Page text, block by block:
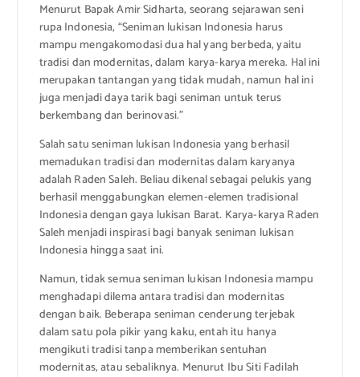
Menurut Bapak Amir Sidharta, seorang sejarawan seni
rupa Indonesia, “Seniman lukisan Indonesia harus
mampu mengakomodasi dua hal yang berbeda, yaitu
tradisi dan modernitas, dalam karya-karya mereka. Hal ini
merupakan tantangan yang tidak mudah, namun hal ini
juga menjadi daya tarik bagi seniman untuk terus
berkembang dan berinovasi.”
Salah satu seniman lukisan Indonesia yang berhasil
memadukan tradisi dan modernitas dalam karyanya
adalah Raden Saleh. Beliau dikenal sebagai pelukis yang
berhasil menggabungkan elemen-elemen tradisional
Indonesia dengan gaya lukisan Barat. Karya-karya Raden
Saleh menjadi inspirasi bagi banyak seniman lukisan
Indonesia hingga saat ini.
Namun, tidak semua seniman lukisan Indonesia mampu
menghadapi dilema antara tradisi dan modernitas
dengan baik. Beberapa seniman cenderung terjebak
dalam satu pola pikir yang kaku, entah itu hanya
mengikuti tradisi tanpa memberikan sentuhan
modernitas, atau sebaliknya. Menurut Ibu Siti Fadilah